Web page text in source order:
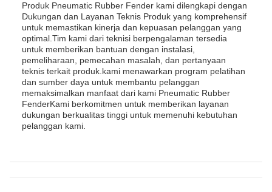
Produk Pneumatic Rubber Fender kami dilengkapi dengan
Dukungan dan Layanan Teknis Produk yang komprehensif
untuk memastikan kinerja dan kepuasan pelanggan yang
optimal.Tim kami dari teknisi berpengalaman tersedia
untuk memberikan bantuan dengan instalasi,
pemeliharaan, pemecahan masalah, dan pertanyaan
teknis terkait produk.kami menawarkan program pelatihan
dan sumber daya untuk membantu pelanggan
memaksimalkan manfaat dari kami Pneumatic Rubber
FenderKami berkomitmen untuk memberikan layanan
dukungan berkualitas tinggi untuk memenuhi kebutuhan
pelanggan kami.